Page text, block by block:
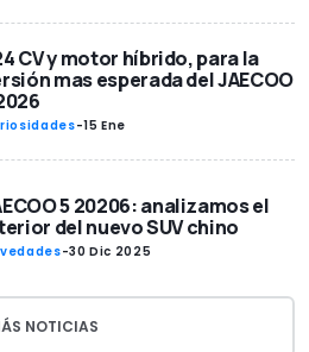
CV y motor híbrido, para la
mas esperada del JAECOO
-15 Ene
5 20206: analizamos el
del nuevo SUV chino
-30 Dic 2025
NOTICIAS